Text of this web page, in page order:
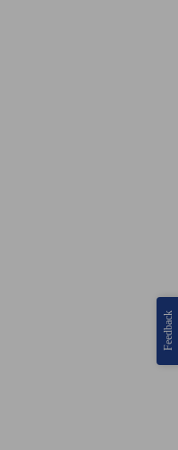
Feedback